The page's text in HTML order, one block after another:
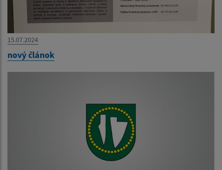
15.07.2024
nový článok